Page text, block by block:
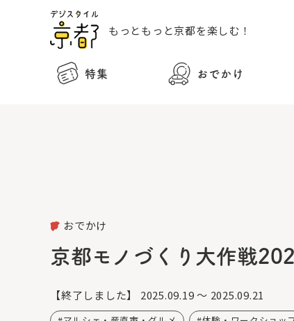
もっともっと京都を楽しむ！
特集 おでかけ
おでかけ
京都モノづくり大作戦
【終了しました】 2025.09.19 ～ 2025.09.21